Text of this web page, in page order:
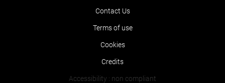
Contact Us
Terms of use
Cookies
Credits
Accessibility : non compliant